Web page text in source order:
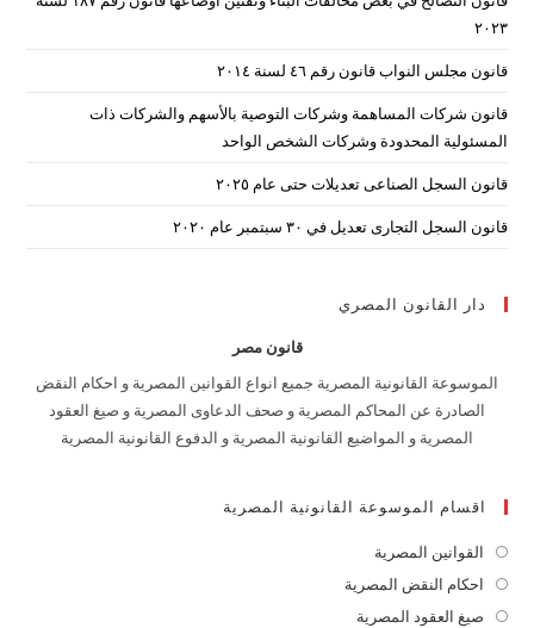
۲۰۲۳
قانون مجلس النواب قانون رقم ٤٦ لسنة ٢٠١٤
قانون شركات المساهمة وشركات التوصية بالأسهم والشركات ذات
المسئولية المحدودة وشركات الشخص الواحد
قانون السجل الصناعى تعديلات حتى عام ٢٠٢٥
قانون السجل التجارى تعديل في ٣٠ سبتمبر عام ٢٠٢٠
دار القانون المصري
قانون مصر
الموسوعة القانونية المصرية جميع انواع القوانين المصرية و احكام النقض
الصادرة عن المحاكم المصرية و صحف الدعاوى المصرية و صيغ العقود
المصرية و المواضيع القانونية المصرية و الدفوع القانونية المصرية
اقسام الموسوعة القانونية المصرية
القوانين المصرية
in
احكام النقض المصرية
صيغ العقود المصرية